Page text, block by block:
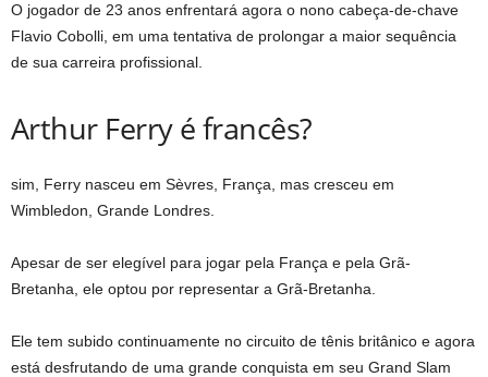
O jogador de 23 anos enfrentará agora o nono cabeça-de-chave
Flavio Cobolli, em uma tentativa de prolongar a maior sequência
de sua carreira profissional.
Arthur Ferry é francês?
sim, Ferry nasceu em Sèvres, França, mas cresceu em
Wimbledon, Grande Londres.
Apesar de ser elegível para jogar pela França e pela Grã-
Bretanha, ele optou por representar a Grã-Bretanha.
Ele tem subido continuamente no circuito de tênis britânico e agora
está desfrutando de uma grande conquista em seu Grand Slam